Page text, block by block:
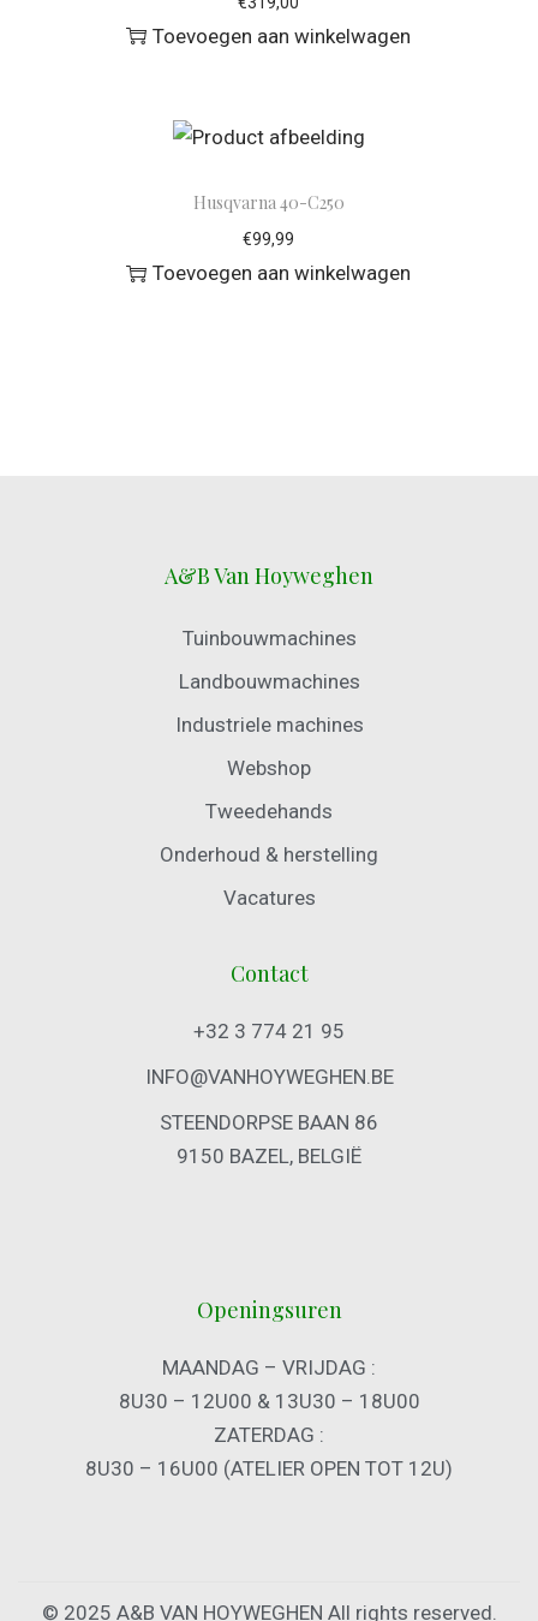
Toevoegen aan winkelwagen
Husqvarna 40-C250
€99,99
Toevoegen aan winkelwagen
A&B Van Hoyweghen
Tuinbouwmachines
Landbouwmachines
Industriele machines
Webshop
Tweedehands
Onderhoud & herstelling
Vacatures
Contact
+32 3 774 21 95
INFO@VANHOYWEGHEN.BE
STEENDORPSE BAAN 86
9150 BAZEL, BELGIË
Openingsuren
MAANDAG – VRIJDAG :
8U30 – 12U00 & 13U30 – 18U00
ZATERDAG :
8U30 – 16U00 (ATELIER OPEN TOT 12U)
© 2025 A&B VAN HOYWEGHEN All rights reserved.